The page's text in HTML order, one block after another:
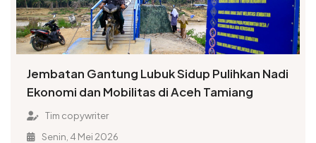
Jembatan Gantung Lubuk Sidup Pulihkan Nadi
Ekonomi dan Mobilitas di Aceh Tamiang
Tim copywriter
Senin, 4 Mei 2026